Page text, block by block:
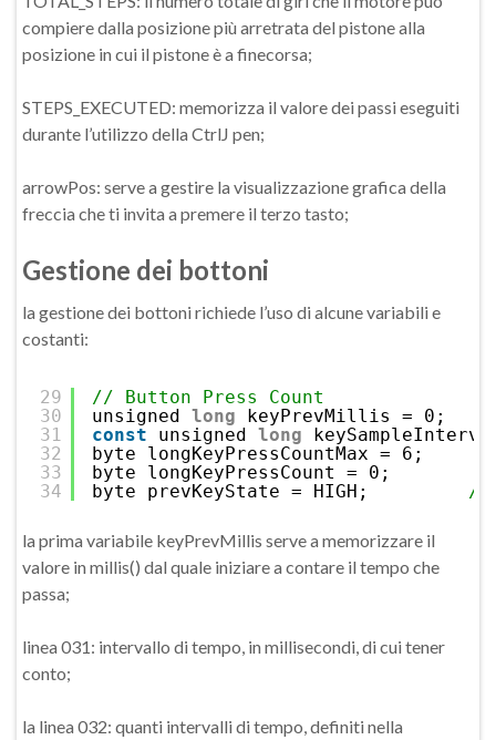
compiere dalla posizione più arretrata del pistone alla
posizione in cui il pistone è a finecorsa;
STEPS_EXECUTED: memorizza il valore dei passi eseguiti
durante l’utilizzo della CtrlJ pen;
arrowPos: serve a gestire la visualizzazione grafica della
freccia che ti invita a premere il terzo tasto;
Gestione dei bottoni
la gestione dei bottoni richiede l’uso di alcune variabili e
costanti:
29
30
31
32
33
34
// Button Press Count
unsigned long
keyPrevMillis = 0;
const
unsigned long
byte longKeyPressCountMax = 6;
byte longKeyPressCount = 0;
byte prevKeyState = HIGH;
//
la prima variabile keyPrevMillis serve a memorizzare il
valore in millis() dal quale iniziare a contare il tempo che
passa;
linea 031: intervallo di tempo, in millisecondi, di cui tener
conto;
la linea 032: quanti intervalli di tempo, definiti nella